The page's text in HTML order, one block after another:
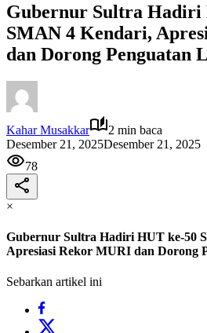
Gubernur Sultra Hadiri
SMAN 4 Kendari,
dan Dorong Penguatan
Kahar Musakkar
2 min baca
Desember 21, 2025Desember 21, 2025
78
×
Gubernur Sultra Hadiri HUT ke-50
Apresiasi Rekor MURI dan Dorong
Sebarkan artikel ini